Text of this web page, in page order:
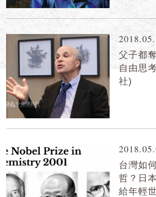
父子都
自由思
社)
台灣如
哲？日
給年輕